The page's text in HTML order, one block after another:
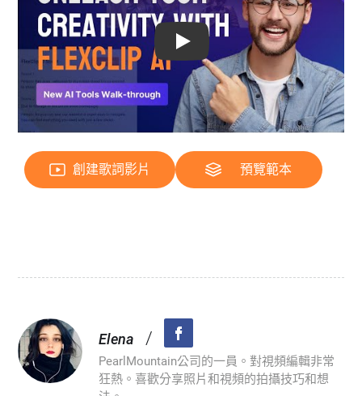
Play: Keynote (Google I/O '18)
創建歌詞影片 預覽範本
Elena /
PearlMountain公司的一員。對視頻編輯非常
狂熱。喜歡分享照片和視頻的拍攝技巧和想